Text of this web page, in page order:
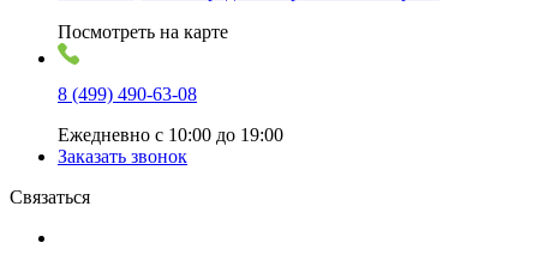
Посмотреть на карте
8 (499) 490-63-08
Ежедневно с 10:00 до 19:00
Заказать звонок
Связаться